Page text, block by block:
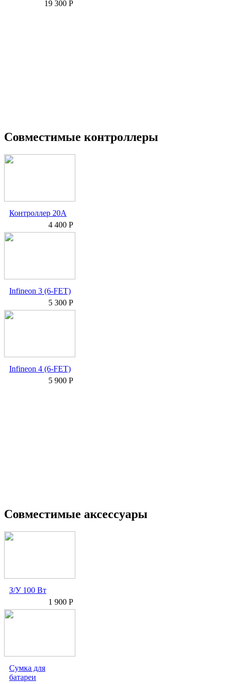
19 300 Р
Совместимые контроллеры
Контроллер 20А
4 400 Р
Infineon 3 (6-FET)
5 300 Р
Infineon 4 (6-FET)
5 900 Р
Совместимые аксессуары
З/У 100 Вт
1 900 Р
Сумка для
батареи